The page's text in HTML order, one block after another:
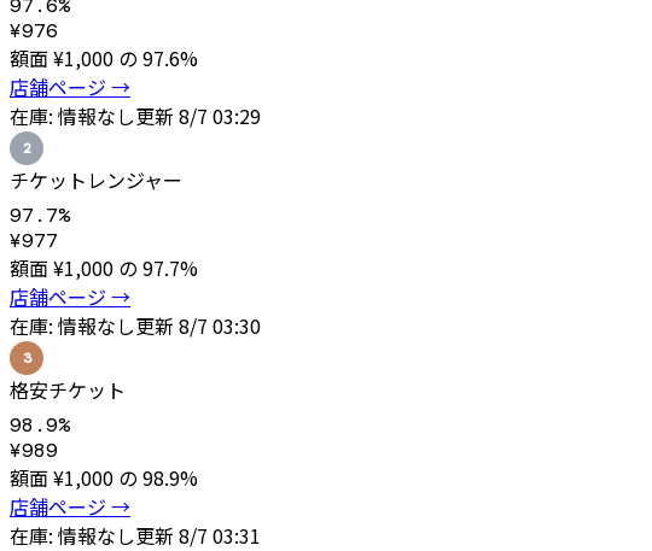
¥976
額面 ¥1,000 の 97.6%
店舗ページ →
在庫: 情報なし更新 8/7 03:29
2
チケットレンジャー
97.7%
¥977
額面 ¥1,000 の 97.7%
店舗ページ →
在庫: 情報なし更新 8/7 03:30
3
格安チケット
98.9%
¥989
額面 ¥1,000 の 98.9%
店舗ページ →
在庫: 情報なし更新 8/7 03:31